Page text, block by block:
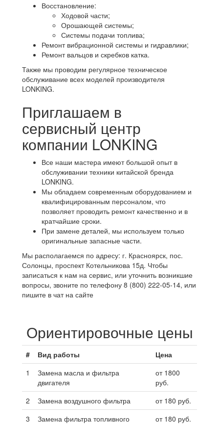
Восстановление:
Ходовой части;
Орошающей системы;
Системы подачи топлива;
Ремонт вибрационной системы и гидравлики;
Ремонт вальцов и скребков катка.
Также мы проводим регулярное техническое
обслуживание всех моделей производителя
LONKING.
Приглашаем в
сервисный центр
компании LONKING
Все наши мастера имеют большой опыт в
обслуживании техники китайской бренда
LONKING.
Мы обладаем современным оборудованием и
квалифицированным персоналом, что
позволяет проводить ремонт качественно и в
кратчайшие сроки.
При замене деталей, мы используем только
оригинальные запасные части.
Мы располагаемся по адресу: г. Красноярск, пос.
Солонцы, проспект Котельникова 15д. Чтобы
записаться к нам на сервис, или уточнить возникшие
вопросы, звоните по телефону 8 (800) 222-05-14, или
пишите в чат на сайте
Ориентировочные цены
# Вид работы
Цена
1
Замена масла и фильтра
двигателя
от 1800
руб.
2
Замена воздушного фильтра
от 180 руб.
3
Замена фильтра топливного от 180 руб.